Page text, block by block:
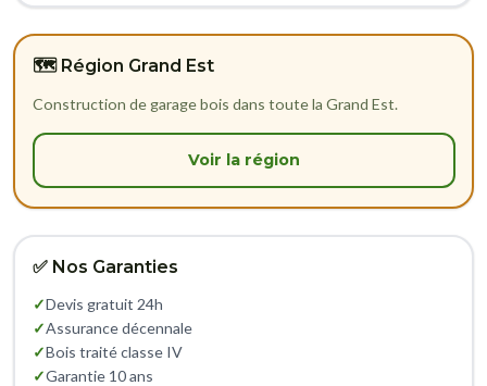
🗺️ Région Grand Est
Construction de garage bois dans toute la Grand Est.
Voir la région
✅ Nos Garanties
✓Devis gratuit 24h
✓Assurance décennale
✓Bois traité classe IV
✓Garantie 10 ans